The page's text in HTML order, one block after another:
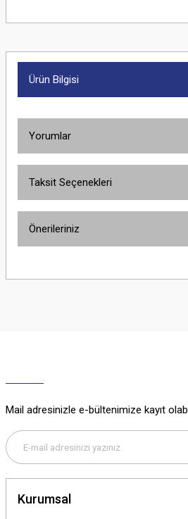
Ürün Bilgisi
Yorumlar
Taksit Seçenekleri
Önerileriniz
yetersiz gördüğünüz noktaları öneri
Bu ürüne benzer farklı alternatifler
Mail adresinizle e-bültenimize kayıt
Kurumsal